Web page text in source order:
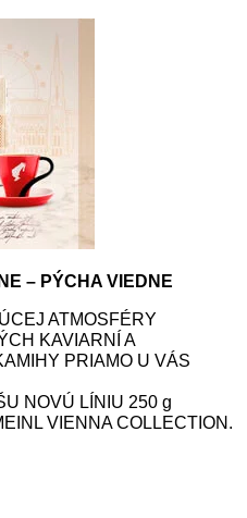
– PÝCHA VIEDNE
ATMOSFÉRY
KAVIARNÍ A
PRIAMO U VÁS
NOVÚ LÍNIU 250 g
VIENNA COLLECTION.